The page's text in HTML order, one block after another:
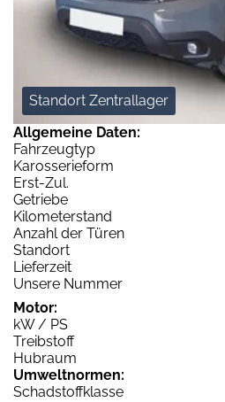
Standort Zentrallager
Allgemeine Daten:
Fahrzeugtyp
Karosserieform
Erst-Zul.
Getriebe
Kilometerstand
Anzahl der Türen
Standort
Lieferzeit
Unsere Nummer
Motor:
kW / PS
Treibstoff
Hubraum
Umweltnormen:
Schadstoffklasse